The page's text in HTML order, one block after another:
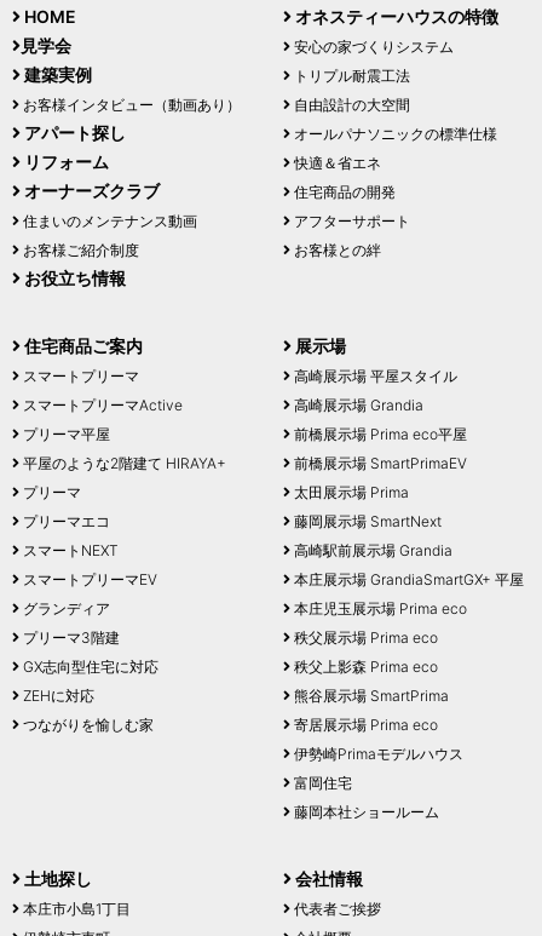
HOME
見学会
建築実例
お客様インタビュー（動画あり）
アパート探し
リフォーム
オーナーズクラブ
住まいのメンテナンス動画
お客様ご紹介制度
お役立ち情報
オネスティーハウスの特徴
安心の家づくりシステム
トリプル耐震工法
自由設計の大空間
オールパナソニックの標準仕様
快適＆省エネ
住宅商品の開発
アフターサポート
お客様との絆
住宅商品ご案内
スマートプリーマ
スマートプリーマActive
プリーマ平屋
平屋のような2階建て HIRAYA+
プリーマ
プリーマエコ
スマートNEXT
スマートプリーマEV
グランディア
プリーマ3階建
GX志向型住宅に対応
ZEHに対応
つながりを愉しむ家
展示場
高崎展示場 平屋スタイル
高崎展示場 Grandia
前橋展示場 Prima eco平屋
前橋展示場 SmartPrimaEV
太田展示場 Prima
藤岡展示場 SmartNext
高崎駅前展示場 Grandia
本庄展示場 GrandiaSmartGX+ 平屋
本庄児玉展示場 Prima eco
秩父展示場 Prima eco
秩父上影森 Prima eco
熊谷展示場 SmartPrima
寄居展示場 Prima eco
伊勢崎Primaモデルハウス
富岡住宅
藤岡本社ショールーム
土地探し
本庄市小島1丁目
会社情報
代表者ご挨拶